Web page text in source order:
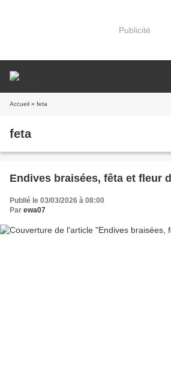
Publicité
Accueil » feta
feta
Endives braisées, fêta et fleur
Publié le 03/03/2026 à 08:00
Par ewa07